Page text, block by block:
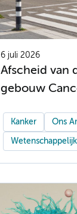
6 juli 2026
Afscheid van
gebouw
Kanker Ons